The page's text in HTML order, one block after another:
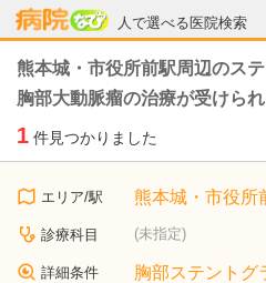
人で選べる医院検索
病院なび
熊本城・市役所前駅周辺のス
胸部大動脈瘤の治療が受けら
1 件見つかりました
エリア/駅 熊本城・市役所
診療科目 (未指定)
詳細条件 胸部ステントグ